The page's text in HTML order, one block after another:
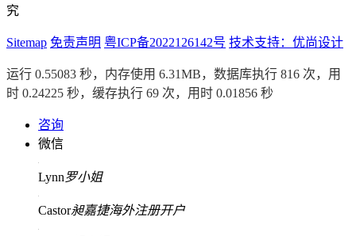
究
Sitemap 免责声明 粤ICP备2022126142号 技术支持：优尚设计
运行 0.55083 秒，内存使用 6.31MB，数据库执行 816 次，用
时 0.24225 秒，缓存执行 69 次，用时 0.01856 秒
咨询
微信
Lynn罗小姐
Castor昶嘉捷海外注册开户